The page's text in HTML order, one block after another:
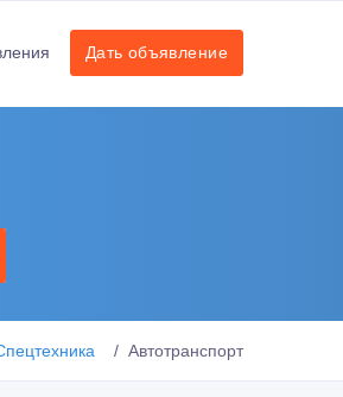
Дать объявление
Автотранспорт